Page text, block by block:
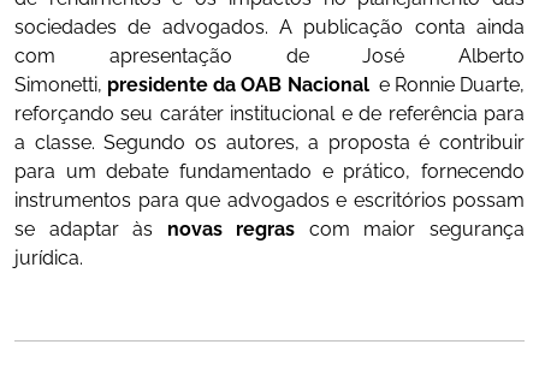
sociedades de advogados. A publicação conta ainda
com apresentação de José Alberto
Simonetti, presidente da OAB Nacional e Ronnie Duarte,
reforçando seu caráter institucional e de referência para
a classe. Segundo os autores, a proposta é contribuir
para um debate fundamentado e prático, fornecendo
instrumentos para que advogados e escritórios possam
se adaptar às novas regras com maior segurança
jurídica.